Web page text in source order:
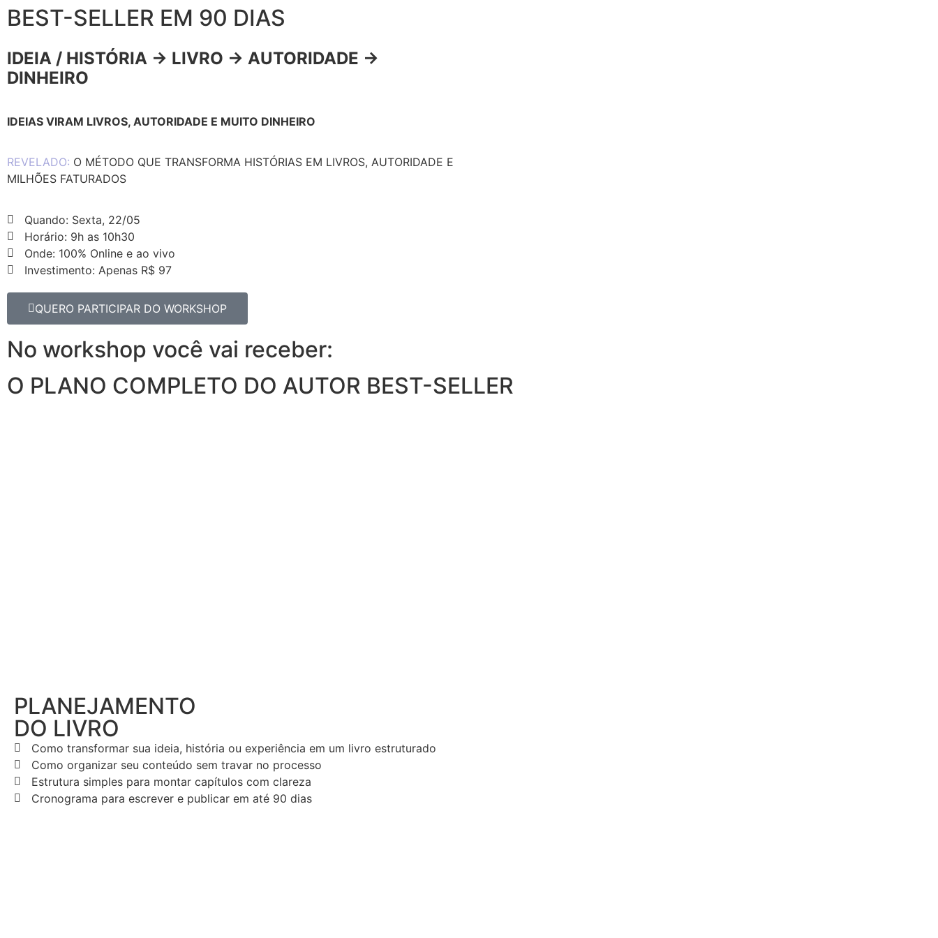
BEST-SELLER EM 90 DIAS
IDEIA / HISTÓRIA → LIVRO → AUTORIDADE →
DINHEIRO
IDEIAS VIRAM LIVROS, AUTORIDADE E MUITO DINHEIRO
REVELADO: O MÉTODO QUE TRANSFORMA HISTÓRIAS EM LIVROS, AUTORIDADE E
MILHÕES FATURADOS
Quando: Sexta, 22/05
Horário: 9h as 10h30
Onde: 100% Online e ao vivo
Investimento: Apenas R$ 97
QUERO PARTICIPAR DO WORKSHOP
No workshop você vai receber:
O PLANO COMPLETO DO AUTOR BEST-SELLER
PLANEJAMENTO
DO LIVRO
Como transformar sua ideia, história ou experiência em um livro estruturado
Como organizar seu conteúdo sem travar no processo
Estrutura simples para montar capítulos com clareza
Cronograma para escrever e publicar em até 90 dias